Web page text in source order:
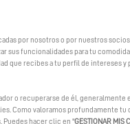
Risco, México
por nosotros o por nuestros
sus funcionalidades para tu
que recibes a tu perfil de intereses
o recuperarse de él, generalmente
Como valoramos profundamente tu
hacer clic en "GESTIONAR MIS